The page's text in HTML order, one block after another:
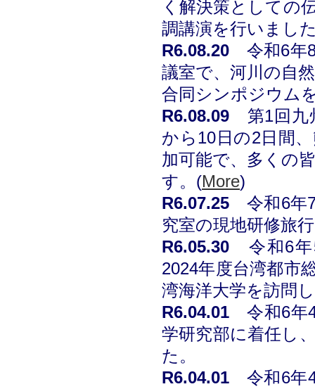
く解決策としての
調講演を行いまし
R6.08.20
令和6年
議室で、河川の自
合同シンポジウム
R6.08.09
第1回九
から10日の2日間
加可能で、多くの
す。(More)
R6.07.25
令和6年
究室の現地研修旅
R6.05.30 令和6
2024年度台湾都市
湾海洋大学を訪問
R6.04.01 令和6年
学研究部に着任し
た。
R6.04.01 令和6年